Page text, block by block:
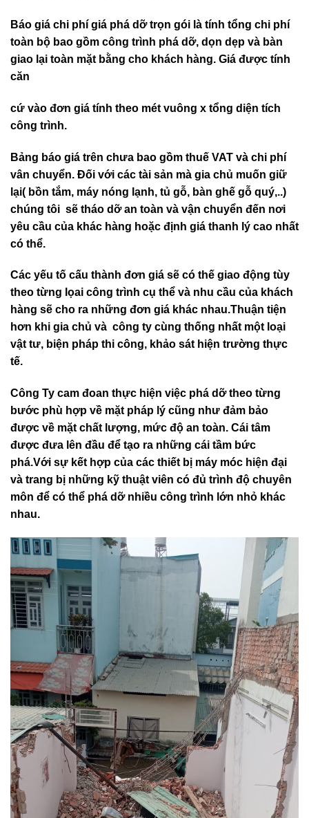
Báo giá chi phí giá phá dỡ trọn gói là tính tổng chi phí
toàn bộ bao gồm công trình phá dỡ, dọn dẹp và bàn
giao lại toàn mặt bằng cho khách hàng. Giá được tính
căn
cứ vào đơn giá tính theo mét vuông x tổng diện tích
công trình.
Bảng báo giá trên chưa bao gồm thuế VAT và chi phí
vân chuyển. Đối với các tài sản mà gia chủ muốn giữ
lại( bồn tắm, máy nóng lạnh, tủ gỗ, bàn ghế gỗ quý,..)
chúng tôi sẽ tháo dỡ an toàn và vận chuyển đến nơi
yêu cầu của khác hàng hoặc định giá thanh lý cao nhất
có thể.
Các yếu tố cấu thành đơn giá sẽ có thế giao động tùy
theo từng lọai công trình cụ thể và nhu cầu của khách
hàng sẽ cho ra những đơn giá khác nhau.Thuận tiện
hơn khi gia chủ và công ty cùng thống nhất một loại
vật tư, biện pháp thi công, khảo sát hiện trường thực
tế.
Công Ty cam đoan thực hiện việc phá dỡ theo từng
bước phù hợp về mặt pháp lý cũng như đảm bảo
được về mặt chất lượng, mức độ an toàn. Cái tâm
được đưa lên đầu để tạo ra những cái tầm bức
phá.Với sự kết hợp của các thiết bị máy móc hiện đại
và trang bị những kỹ thuật viên có đủ trình độ chuyên
môn để có thể phá dỡ nhiều công trình lớn nhỏ khác
nhau.